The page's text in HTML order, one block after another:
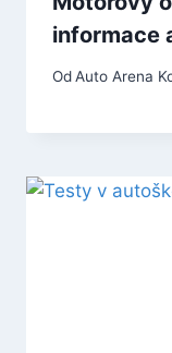
informace
OdAuto Arena